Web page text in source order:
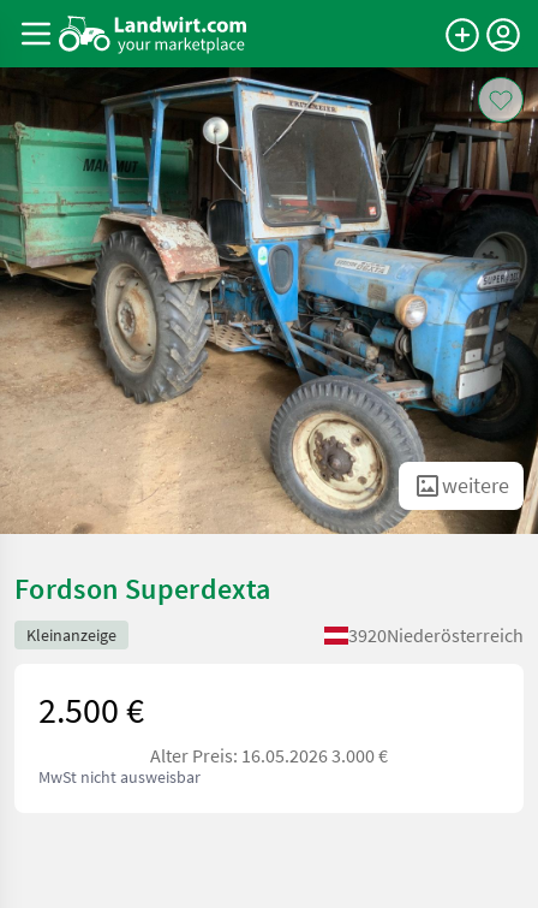
weitere
Fordson Superdexta
Kleinanzeige 3920Niederösterreich
2.500 €
Alter Preis: 16.05.2026 3.000 €
MwSt nicht ausweisbar